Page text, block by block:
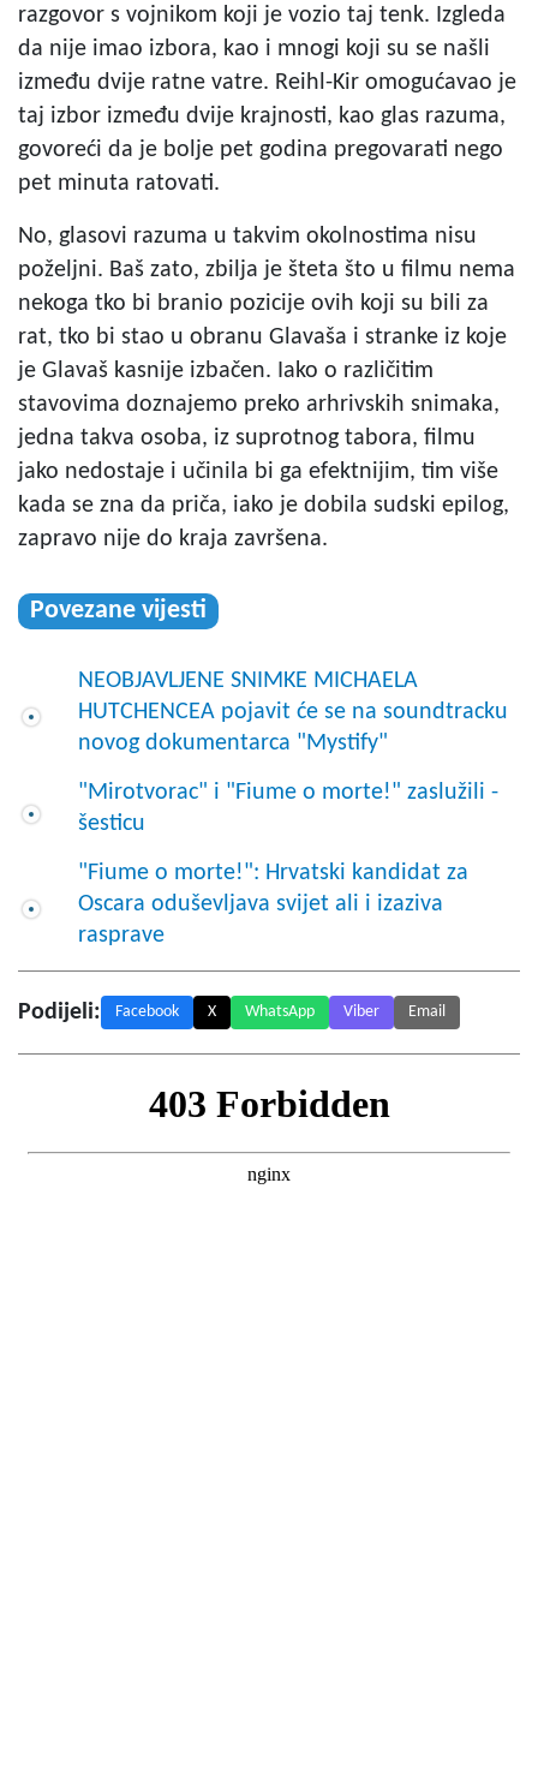
razgovor s vojnikom koji je vozio taj tenk. Izgleda
da nije imao izbora, kao i mnogi koji su se našli
između dvije ratne vatre. Reihl-Kir omogućavao je
taj izbor između dvije krajnosti, kao glas razuma,
govoreći da je bolje pet godina pregovarati nego
pet minuta ratovati.
No, glasovi razuma u takvim okolnostima nisu
poželjni. Baš zato, zbilja je šteta što u filmu nema
nekoga tko bi branio pozicije ovih koji su bili za
rat, tko bi stao u obranu Glavaša i stranke iz koje
je Glavaš kasnije izbačen. Iako o različitim
stavovima doznajemo preko arhrivskih snimaka,
jedna takva osoba, iz suprotnog tabora, filmu
jako nedostaje i učinila bi ga efektnijim, tim više
kada se zna da priča, iako je dobila sudski epilog,
zapravo nije do kraja završena.
Povezane vijesti
NEOBJAVLJENE SNIMKE MICHAELA
HUTCHENCEA pojavit će se na soundtracku
novog dokumentarca "Mystify"
"Mirotvorac" i "Fiume o morte!" zaslužili -
šesticu
"Fiume o morte!": Hrvatski kandidat za
Oscara oduševljava svijet ali i izaziva
rasprave
Podijeli: Facebook X WhatsApp Viber Email